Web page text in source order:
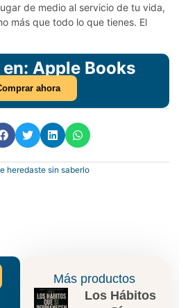
de medio al servicio de tu vida,
más que todo lo que tienes. El
Apple Books
ahora
heredaste sin saberlo
Más productos
Los Hábitos